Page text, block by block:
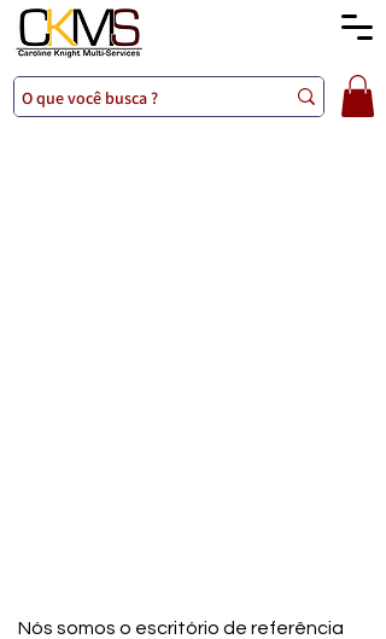
Nós somos o escritório de referência